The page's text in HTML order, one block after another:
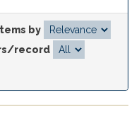
by
record